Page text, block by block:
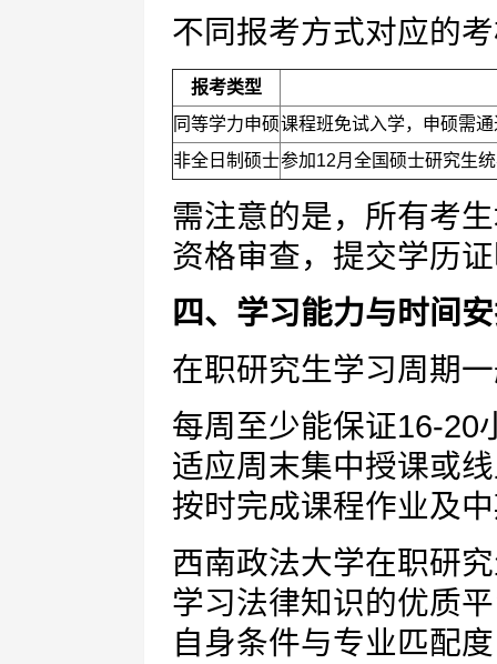
不同报考方式对应的
报考类型
同等学力申硕课程班免试入学，申硕需
非全日制硕士参加12月全国硕士研究生
需注意的是，所有考
资格审查，提交学历
四、学习能力与时间
在职研究生学习周期
每周至少能保证16-20
适应周末集中授课或
按时完成课程作业及
西南政法大学在职研
学习法律知识的优质
自身条件与专业匹配